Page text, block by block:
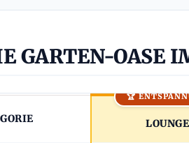
GARTEN-OASE
🏆
LOUNGE